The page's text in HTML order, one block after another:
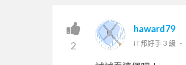
2
haward79
iT邦好手 3 級 ‧